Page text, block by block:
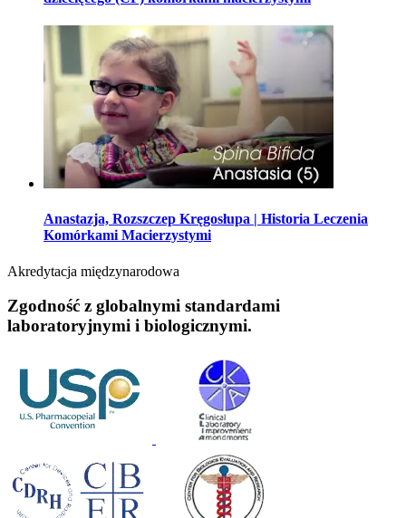
Anastazja, Rozszczep Kręgosłupa | Historia Leczenia
Komórkami Macierzystymi
Akredytacja międzynarodowa
Zgodność z globalnymi standardami
laboratoryjnymi i biologicznymi.